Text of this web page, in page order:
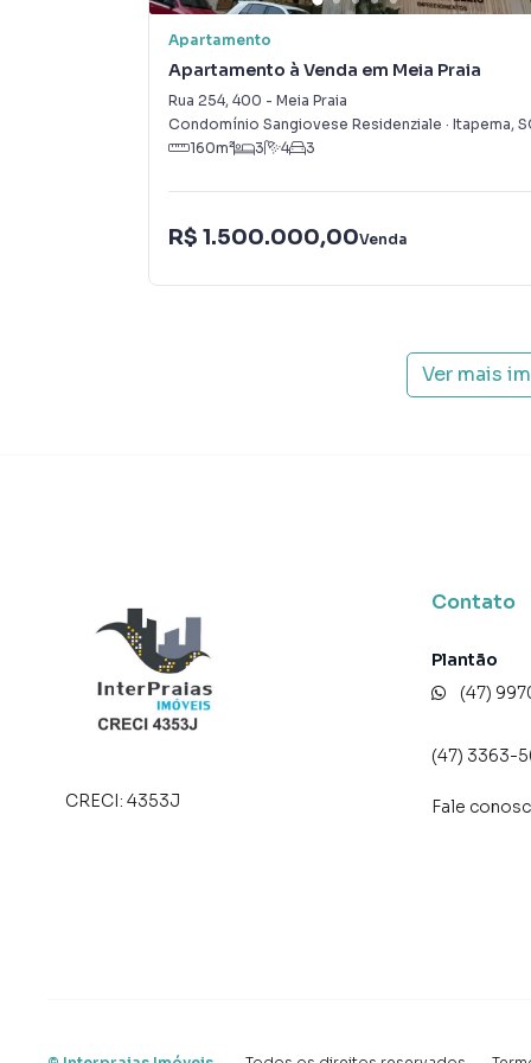
Na Interpraias Imóveis você consegue
imobiliárias tradicionais. Já vendemos e
Meia Praia. Isso porque temos uma equipe
específicas para Itapema, o que aumenta
consequência uma maior chance de vender
um time de programadores, corretores
Apartamento
Apartamento à Venda em Meia Praia
Rua 254, 400 - Meia Praia
Condomínio Sangiovese Residenziale · Itapema,
160m² 3 4 3
R$ 1.500.000,00Venda
Ver mais
CRECI: 4353J
Contato
Plantão
(47)
(47) 3363-
Fale